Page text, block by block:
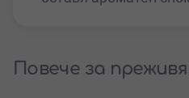
Повече за